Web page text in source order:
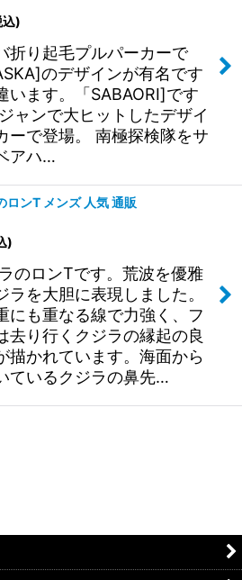
込)
り起毛プルパーカーで
のデザインが有名です
います。「SABAORI]です
ャンで大ヒットしたデザイ
ーで登場。 南極探検隊をサ
アハ…
ロンT メンズ 人気 通販
)
のロンTです。荒波を優雅
ラを大胆に表現しました。
にも重なる線で力強く、フ
去り行くクジラの縁起の良
描かれています。海面から
ているクジラの鼻先…